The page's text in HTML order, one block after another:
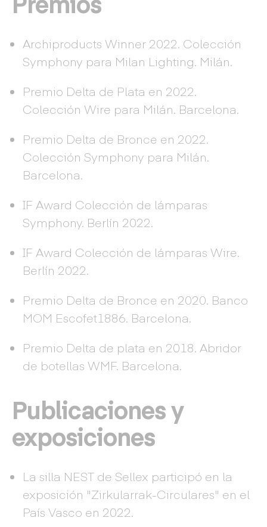
Archiproducts Winner 2022. Colección
Symphony para Milan Lighting. Milán.
Premio Delta de Plata en 2022.
Colección Wire para Milán. Barcelona.
Premio Delta de Bronce en 2022.
Colección Symphony para Milán.
Barcelona.
IF Award Colección de lámparas
Symphony. Berlín 2022.
IF Award Colección de lámparas Wire.
Berlín 2022.
Premio Delta de Bronce en 2020. Banco
MOM Escofet1886. Barcelona.
Premio Delta de plata en 2018. Abridor
de botellas WMF. Barcelona.
Publicaciones y
exposiciones
La silla NEST de Sellex participó en la
exposición "Zirkularrak-Circulares" en el
País Vasco en 2022.